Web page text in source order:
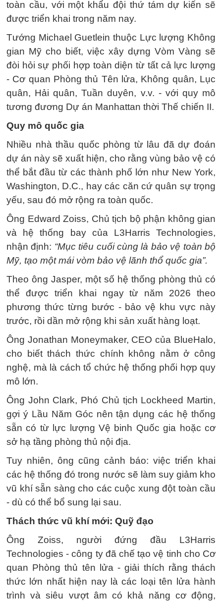
toàn cầu, với một khẩu đội thứ tám dự kiến sẽ
được triển khai trong năm nay.
Tướng Michael Guetlein thuộc Lực lượng Không
gian Mỹ cho biết, việc xây dựng Vòm Vàng sẽ
đòi hỏi sự phối hợp toàn diện từ tất cả lực lượng
- Cơ quan Phòng thủ Tên lửa, Không quân, Lục
quân, Hải quân, Tuần duyên, v.v. - với quy mô
tương đương Dự án Manhattan thời Thế chiến II.
Quy mô quốc gia
Nhiều nhà thầu quốc phòng từ lâu đã dự đoán
dự án này sẽ xuất hiện, cho rằng vùng bảo vệ có
thể bắt đầu từ các thành phố lớn như New York,
Washington, D.C., hay các căn cứ quân sự trọng
yếu, sau đó mở rộng ra toàn quốc.
Ông Edward Zoiss, Chủ tịch bộ phận không gian
và hệ thống bay của L3Harris Technologies,
nhận định: “Mục tiêu cuối cùng là bảo vệ toàn bộ
Mỹ, tạo một mái vòm bảo vệ lãnh thổ quốc gia”.
Theo ông Jasper, một số hệ thống phòng thủ có
thể được triển khai ngay từ năm 2026 theo
phương thức từng bước - bảo vệ khu vực này
trước, rồi dần mở rộng khi sản xuất hàng loạt.
Ông Jonathan Moneymaker, CEO của BlueHalo,
cho biết thách thức chính không nằm ở công
nghệ, mà là cách tổ chức hệ thống phối hợp quy
mô lớn.
Ông John Clark, Phó Chủ tịch Lockheed Martin,
gợi ý Lầu Năm Góc nên tận dụng các hệ thống
sẵn có từ lực lượng Vệ binh Quốc gia hoặc cơ
sở hạ tầng phòng thủ nội địa.
Tuy nhiên, ông cũng cảnh báo: việc triển khai
các hệ thống đó trong nước sẽ làm suy giảm kho
vũ khí sẵn sàng cho các cuộc xung đột toàn cầu
- dù có thể bổ sung lại sau.
Thách thức vũ khí mới: Quỹ đạo
Ông Zoiss, người đứng đầu L3Harris
Technologies - công ty đã chế tạo vệ tinh cho Cơ
quan Phòng thủ tên lửa - giải thích rằng thách
thức lớn nhất hiện nay là các loại tên lửa hành
trình và siêu vượt âm có khả năng cơ động,